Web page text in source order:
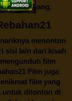
berkembang.
menonton
sisi lain dari kisah
film
Film juga
film yang
untuk ditonton di